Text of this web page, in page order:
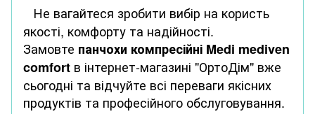
Не вагайтеся зробити вибір на користь
якості, комфорту та надійності.
Замовте панчохи компресійні Medi mediven
comfort в інтернет-магазині "ОртоДім" вже
сьогодні та відчуйте всі переваги якісних
продуктів та професійного обслуговування.